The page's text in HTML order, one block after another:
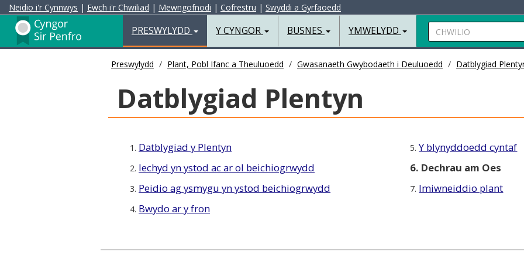
Neidio i'r Cynnwys | Ewch i'r Chwiliad | Mewngofnodi | Cofrestru | Swyddi a Gyrfaoedd
Preswylydd
PRESWYLYDD Y CYNGOR BUSNES YMWELYDD Chwilio
Preswylydd Plant, Pobl Ifanc a Theuluoedd Gwasanaeth Gwybodaeth i Deuluoedd Datblygiad
Datblygiad Plentyn
1. Datblygiad y Plentyn
2. Iechyd yn ystod ac ar ol beichiogrwydd
3. Peidio ag ysmygu yn ystod beichiogrwydd
4. Bwydo ar y fron
5.Y blynyddoedd cyntaf
6. Dechrau am Oes
7. Imiwneiddio plant